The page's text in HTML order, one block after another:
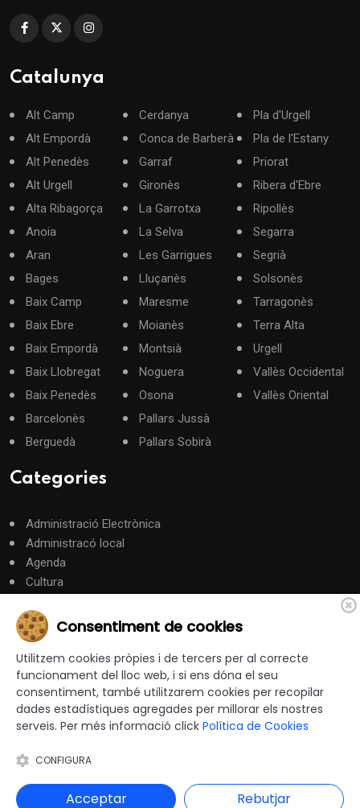
Catalunya
Alt Camp
Alt Empordà
Alt Penedès
Alt Urgell
Alta Ribagorça
Anoia
Aran
Bages
Baix Camp
Baix Ebre
Baix Empordà
Baix Llobregat
Baix Penedès
Barcelonès
Berguedà
Cerdanya
Conca de Barberà
Garraf
Gironès
La Garrotxa
La Selva
Les Garrigues
Lluçanès
Maresme
Moianès
Montsià
Noguera
Osona
Pallars Jussà
Pallars Sobirà
Pla d'Urgell
Pla de l'Estany
Priorat
Ribera d'Ebre
Ripollès
Segarra
Segrià
Solsonès
Tarragonès
Terra Alta
Urgell
Vallès Occidental
Vallès Oriental
Categories
Administració Electrònica
Administracó local
Agenda
Cultura
Emergències
Esports
Gent gran
Gestió Municipal
Habitatge i Urbanisme
Hisenda
Justícia
Mobilitat i Territori
Consentiment de cookies
Utilitzem cookies pròpies i de tercers per al correcte
funcionament del lloc web, i si ens dóna el seu
consentiment, també utilitzarem cookies per recopilar
dades estadístiques agregades per millorar els nostres
serveis. Per més informació click Política de Cookies
CONFIGURA
Acceptar Rebutjar